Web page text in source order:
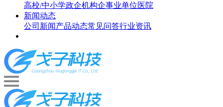
高校/中小学政企机构企事业单位医院
新闻动态
公司新闻产品动态常见问答行业资讯